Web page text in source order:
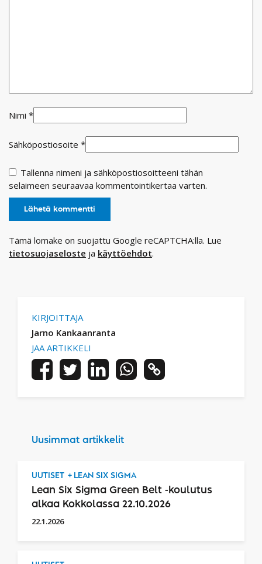
Nimi *
Sähköpostiosoite *
Tallenna nimeni ja sähköpostiosoitteeni tähän
selaimeen seuraavaa kommentointikertaa varten.
Tämä lomake on suojattu Google reCAPTCHA:lla. Lue
tietosuojaseloste ja käyttöehdot.
KIRJOITTAJA
Jarno Kankaanranta
JAA ARTIKKELI
Uusimmat artikkelit
UUTISET LEAN SIX SIGMA
Lean Six Sigma Green Belt -koulutus
alkaa Kokkolassa 22.10.2026
22.1.2026